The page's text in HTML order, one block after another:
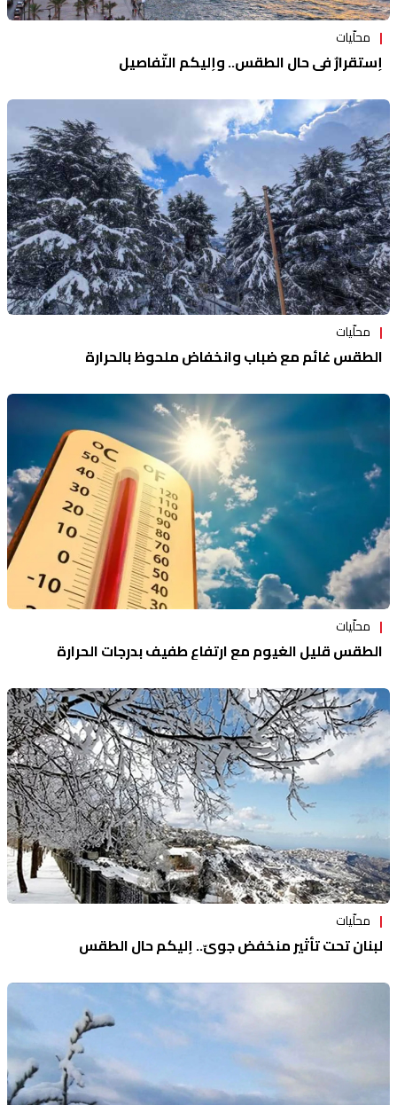
محلّيات
إستقرارٌ في حالِ الطقس.. وإليكم التّفاصيل
محلّيات
الطقس غائم مع ضباب وانخفاض ملحوظ بالحرارة
محلّيات
الطقس قليل الغيوم مع ارتفاع طفيف بدرجات الحرارة
محلّيات
لبنان تحت تأثير منخفض جويّ.. إليكم حال الطقس